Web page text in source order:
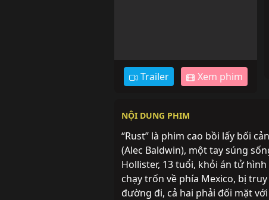
Trailer Xem phim
NỘI DUNG PHIM
“Rust” là phim cao bồi lấy bối
(Alec Baldwin), một tay súng
Hollister, 13 tuổi, khỏi án tử
chạy trốn về phía Mexico, bị
đường đi, cả hai phải đối mặt